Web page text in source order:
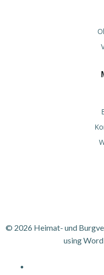
© 2026 Heimat- und
using